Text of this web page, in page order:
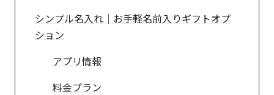
シンプル名入れ｜お手軽名前入りギフトオプ
ション
アプリ情報
料金プラン